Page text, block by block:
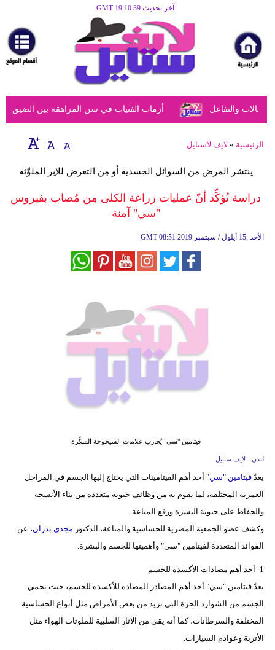
آخر تحديث GMT 19:10:39
مرأة
أزياء
أزياء
إسلامية
ديكور
أزمات الفتيات في سن المراهقة بين الضيق والتفاعل
الرئيسية » لايف لاستايل
ينتشر المرض من السوائل الجسدية أو مِن التعرض للإبر الملوَّثة
دراسة تُؤكِّد أنّ عمليات زراعة الكلى مِن مُصاب بفيروس
"سي" آمنة
GMT 08:51 2019 الأحد ,15 أيلول / سبتمبر
فيتامين "سي" يُحارب علامات الشيخوخة المبكّرة
لندن - لايف ستايل
يعدّفيتامين "سي" أحد أهم الفيتامينات التي يحتاج إليها الجسم في المراحل
العمرية المختلفة، لما يقوم به من وظائف حيوية متعددة من بناء الأنسجة
والحفاظ على حيوية البشرة ورفع المناعة.
وكشف عضو الجمعية المصرية للحساسية والمناعة، الدكتور مجدي بدران، عن
الفوائد المتعددة لفيتامين "سي" وأهميتها للجسم والبشرة.
1- أحد أهم مضادات الأكسدة للجسم
يعدّ فيتامين "سي" أحد أهم المصادر المضادة للأكسدة للجسم، حيث يحمي
الجسم من الشوارد الحرة التي تزيد من بعض الأمراض مثل أنواع الحساسية
المختلفة والسرطانات، كما أنه يقي من الآثار السلبية للملوثات الهواء مثل
الأتربة وعوادم السيارات.